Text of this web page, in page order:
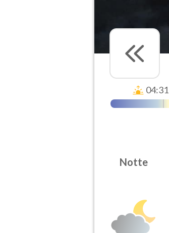
04:31
Notte